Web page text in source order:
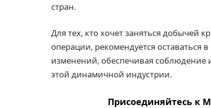
стран.
Для тех, кто хочет заняться добычей
операции, рекомендуется
изменений, обеспечивая
этой динамичной индустрии.
Присоединяйтесь к